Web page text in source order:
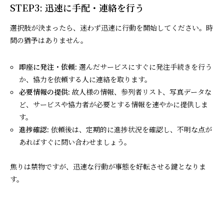
STEP3: 迅速に手配・連絡を行う
選択肢が決まったら、迷わず迅速に行動を開始してください。時
間の猶予はありません。
即座に発注・依頼: 選んだサービスにすぐに発注手続きを行う
か、協力を依頼する人に連絡を取ります。
必要情報の提供: 故人様の情報、参列者リスト、写真データな
ど、サービスや協力者が必要とする情報を速やかに提供しま
す。
進捗確認: 依頼後は、定期的に進捗状況を確認し、不明な点が
あればすぐに問い合わせましょう。
焦りは禁物ですが、迅速な行動が事態を好転させる鍵となりま
す。